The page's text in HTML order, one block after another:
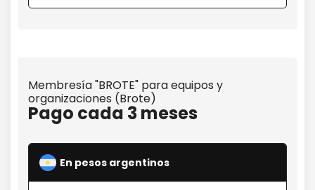
Membresía "BROTE" para equipos y
organizaciones (Brote)
Pago cada 3 meses
En pesos argentinos